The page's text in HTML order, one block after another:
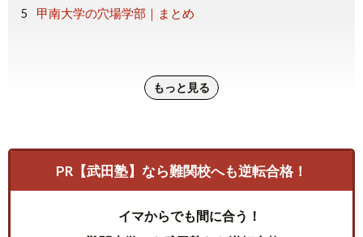
甲南大学の穴場学部｜まとめ
もっと見る
PR【武田塾】なら難関校へも逆転合格！
イマからでも間に合う！